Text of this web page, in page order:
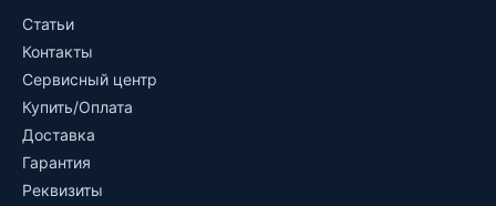
Статьи
Контакты
Сервисный центр
Купить/Оплата
Доставка
Гарантия
Реквизиты